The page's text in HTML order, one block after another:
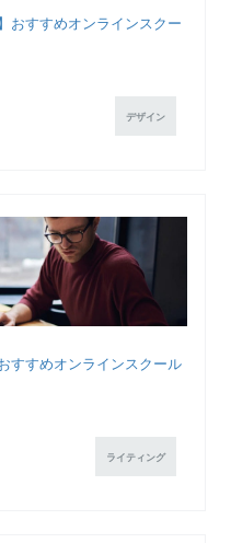
おすすめオンラインスクー
デザイン
すすめオンラインスクール
ライティング